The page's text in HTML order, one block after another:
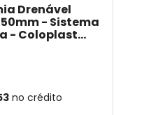
Drenável
- Sistema
- Coloplast
no crédito